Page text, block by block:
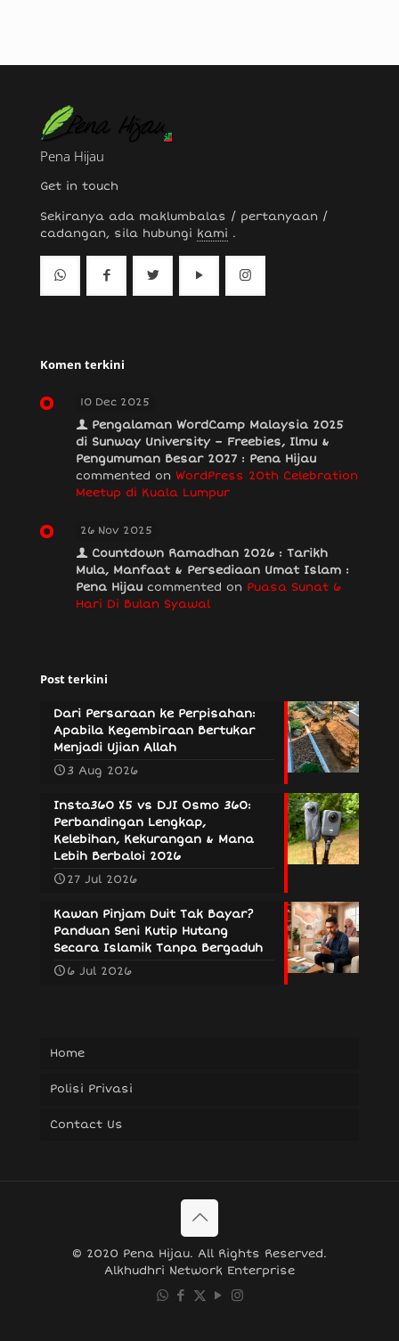
Pena Hijau
Get in touch
Sekiranya ada maklumbalas / pertanyaan /
cadangan, sila hubungi kami .
Komen terkini
10 Dec 2025
Pengalaman WordCamp Malaysia 2025
di Sunway University – Freebies, Ilmu &
Pengumuman Besar 2027 : Pena Hijau
commented on WordPress 20th Celebration
Meetup di Kuala Lumpur
26 Nov 2025
Countdown Ramadhan 2026 : Tarikh
Mula, Manfaat & Persediaan Umat Islam :
Pena Hijau commented on Puasa Sunat 6
Hari Di Bulan Syawal
Post terkini
Dari Persaraan ke Perpisahan:
Apabila Kegembiraan Bertukar
Menjadi Ujian Allah
3 Aug 2026
Insta360 X5 vs DJI Osmo 360:
Perbandingan Lengkap,
Kelebihan, Kekurangan & Mana
Lebih Berbaloi 2026
27 Jul 2026
Kawan Pinjam Duit Tak Bayar?
Panduan Seni Kutip Hutang
Secara Islamik Tanpa Bergaduh
6 Jul 2026
Home
Polisi Privasi
Contact Us
© 2020 Pena Hijau. All Rights Reserved.
Alkhudhri Network Enterprise